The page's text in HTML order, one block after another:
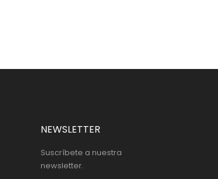
NEWSLETTER
Suscríbete a nuestra
newsletter.